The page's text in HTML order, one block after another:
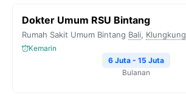
Dokter Umum RSU Bintang
Rumah Sakit Umum Bintang Bali, Klungkung
Kemarin
6 Juta - 15 Juta
Bulanan